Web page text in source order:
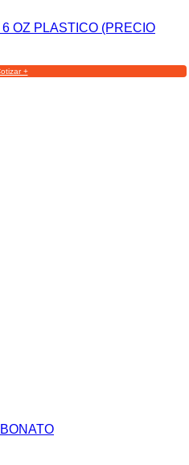
OZ PLASTICO (PRECIO
+